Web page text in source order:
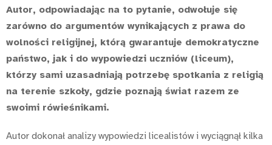
Autor, odpowiadając na to pytanie, odwołuje się
zarówno do argumentów wynikających z prawa do
wolności religijnej, którą gwarantuje demokratyczne
państwo, jak i do wypowiedzi uczniów (liceum),
którzy sami uzasadniają potrzebę spotkania z religią
na terenie szkoły, gdzie poznają świat razem ze
swoimi rówieśnikami.
Autor dokonał analizy wypowiedzi licealistów i wyciągnął kilka